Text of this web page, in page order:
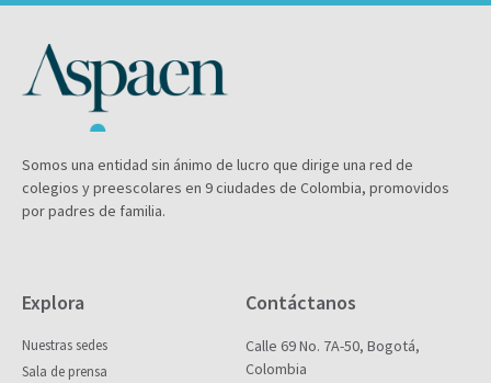
Somos una entidad sin ánimo de lucro que dirige una red de
colegios y preescolares en 9 ciudades de Colombia, promovidos
por padres de familia.
Explora
Nuestras sedes
Sala de prensa
Contáctanos
Calle 69 No. 7A-50, Bogotá,
Colombia